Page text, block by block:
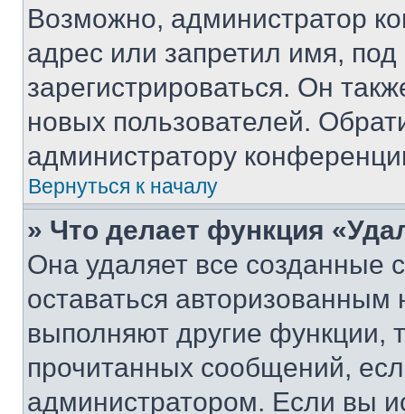
Возможно, администратор
адрес или запретил имя,
зарегистрироваться. Он
новых пользователей.
администратору
Вернуться к началу
» Что делает функция
Она удаляет все созданные
оставаться
выполняют другие функции,
прочитанных сообщений,
администратором. Если вы